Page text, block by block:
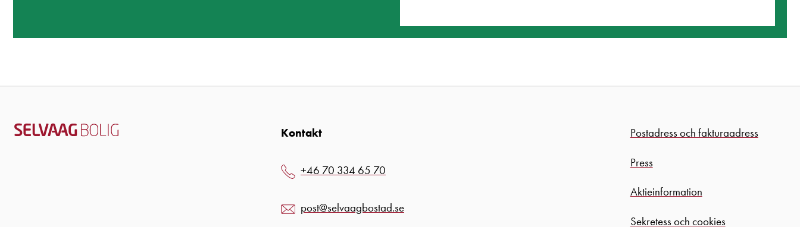
Kontakt
+46 70 334 65 70
post@selvaagbostad.se
Postadress och fakturaadress
Press
Aktieinformation
Sekretess och cookies